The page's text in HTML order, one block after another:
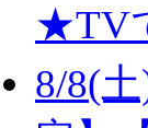
★TV
8/8(